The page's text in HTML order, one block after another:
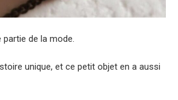
de la mode.
unique, et ce petit objet en a aussi